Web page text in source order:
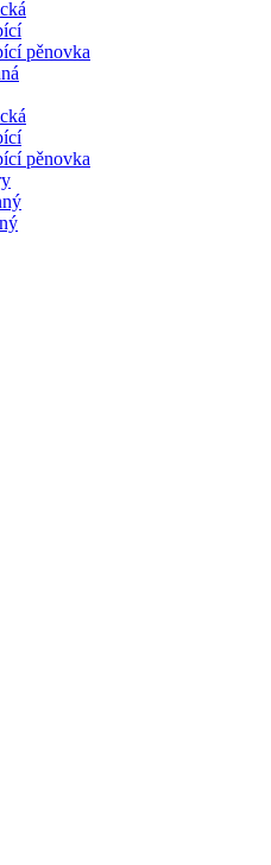
pěnovka
pěnovka
pěnovka